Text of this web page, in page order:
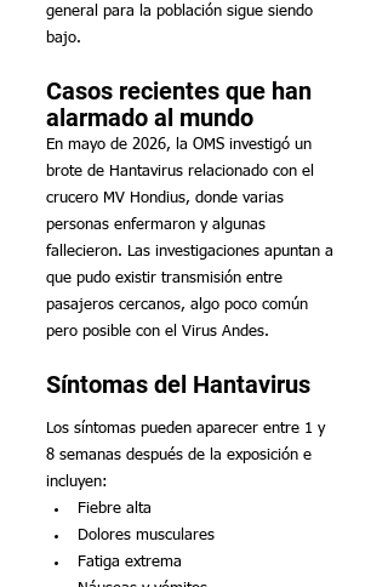
general para la población sigue siendo
bajo.
Casos recientes que han
alarmado al mundo
En mayo de 2026, la OMS investigó un
brote de Hantavirus relacionado con el
crucero MV Hondius, donde varias
personas enfermaron y algunas
fallecieron. Las investigaciones apuntan a
que pudo existir transmisión entre
pasajeros cercanos, algo poco común
pero posible con el Virus Andes.
Síntomas del Hantavirus
Los síntomas pueden aparecer entre 1 y
8 semanas después de la exposición e
incluyen:
Fiebre alta
Dolores musculares
Fatiga extrema